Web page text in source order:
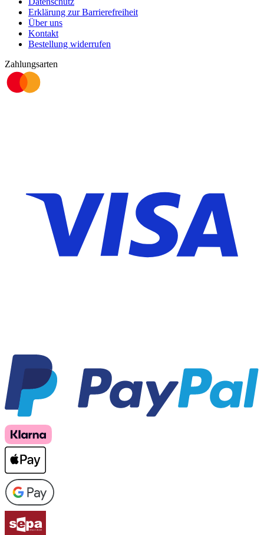
Erklärung zur Barrierefreiheit
Über uns
Kontakt
Bestellung widerrufen
Zahlungsarten